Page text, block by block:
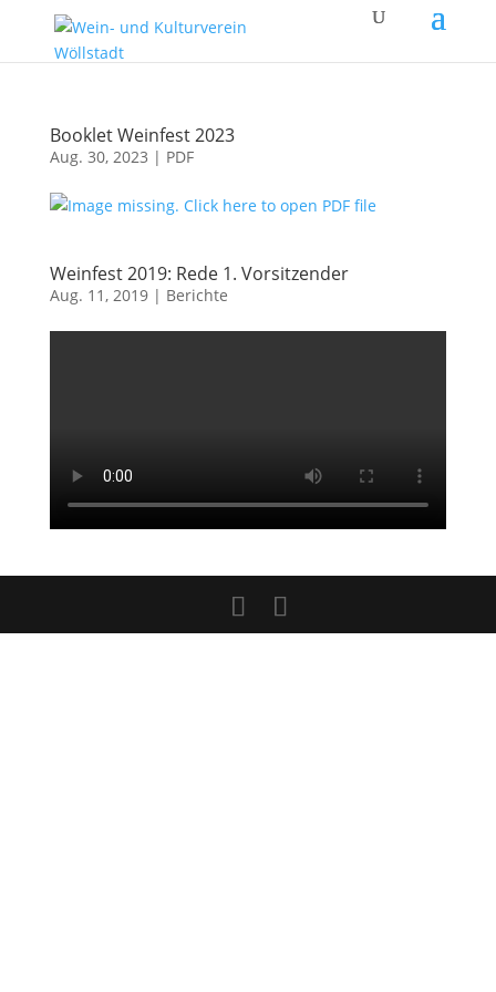
Booklet Weinfest 2023
Aug. 30, 2023 | PDF
Weinfest 2019: Rede 1. Vorsitzender
Aug. 11, 2019| Berichte